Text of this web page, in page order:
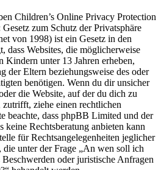
Children’s Online Privacy Protection
zum Schutz der Privatsphäre
von 1998) ist ein Gesetz in den
dass Websites, die möglicherweise
Kindern unter 13 Jahren erheben,
der Eltern beziehungsweise des oder
benötigen. Wenn du dir unsicher
die Website, auf der du dich zu
zutrifft, ziehe einen rechtlichen
beachte, dass phpBB Limited und der
keine Rechtsberatung anbieten kann
für Rechtsangelegenheiten jeglicher
die unter der Frage „An wen soll ich
oder juristische Anfragen